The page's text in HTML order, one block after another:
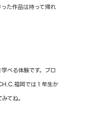
た作品は持って帰れ
べる体験です。プロ
福岡では１年生か
てね。